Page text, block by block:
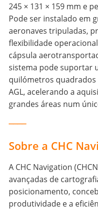
245 × 131 × 159 mm e
Pode ser instalado em
aeronaves tripuladas,
flexibilidade
cápsula
sistema pode suportar
quilómetros quadrados
AGL, acelerando a
grandes áreas num
Sobre a CHC
A CHC Navigation
avançadas de
posicionamento,
produtividade e a